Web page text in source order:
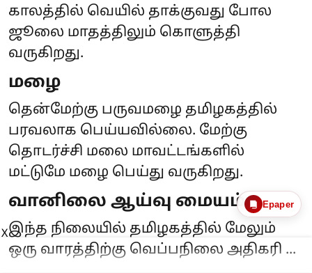
காலத்தில் வெயில் தாக்குவது போல
ஜூலை மாதத்திலும் கொளுத்தி
வருகிறது.
மழை
தென்மேற்கு பருவமழை தமிழகத்தில்
பரவலாக பெய்யவில்லை. மேற்கு
தொடர்ச்சி மலை மாவட்டங்களில்
மட்டுமே மழை பெய்து வருகிறது.
வானிலை ஆய்வு மையம்
இந்த நிலையில் தமிழகத்தில் மேலும்
ஒரு வாரத்திற்கு வெப்பநிலை அதிகரி ...
Epaper
X